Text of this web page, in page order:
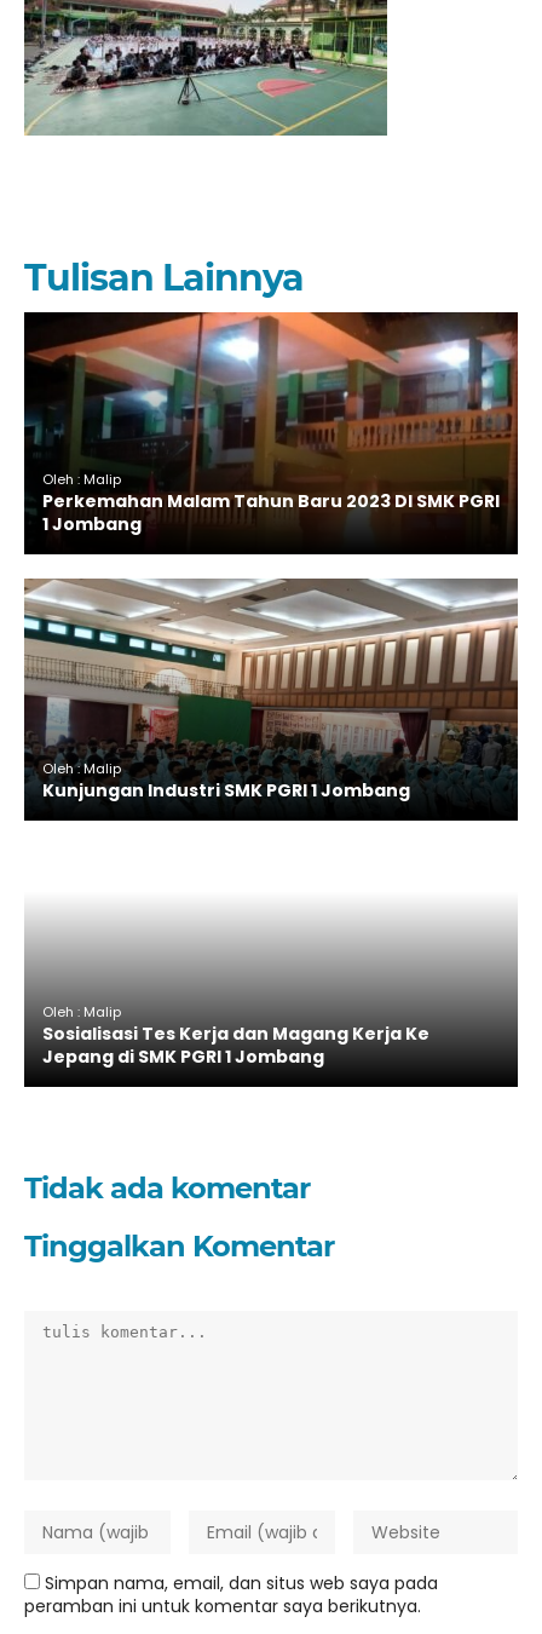
Tulisan Lainnya
Oleh : Malip
Perkemahan Malam Tahun Baru 2023 DI SMK PGRI
1 Jombang
Oleh : Malip
Kunjungan Industri SMK PGRI 1 Jombang
Oleh : Malip
Sosialisasi Tes Kerja dan Magang Kerja Ke
Jepang di SMK PGRI 1 Jombang
Tidak ada komentar
Tinggalkan Komentar
Simpan nama, email, dan situs web saya pada
peramban ini untuk komentar saya berikutnya.